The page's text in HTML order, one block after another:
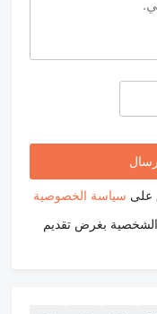
على سياسة الخصوصية
الشخصية بغرض تقديم